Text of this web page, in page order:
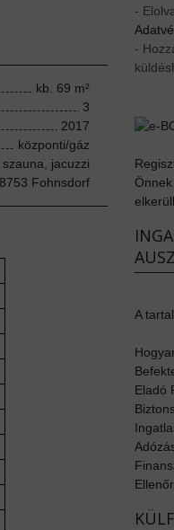
kb. 69 m²
3
2017
központi/gáz
jacuzzi
8753 Fohnsdorf
-
-
A
Eladó